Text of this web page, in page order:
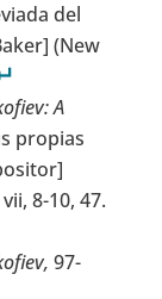
del
(New
A
propias
8-10, 47.
97-